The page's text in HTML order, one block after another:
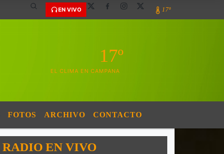
EN VIVO 17º
17º
EL CLIMA EN CAMPANA
FOTOS ARCHIVO CONTACTO
RADIO EN VIVO